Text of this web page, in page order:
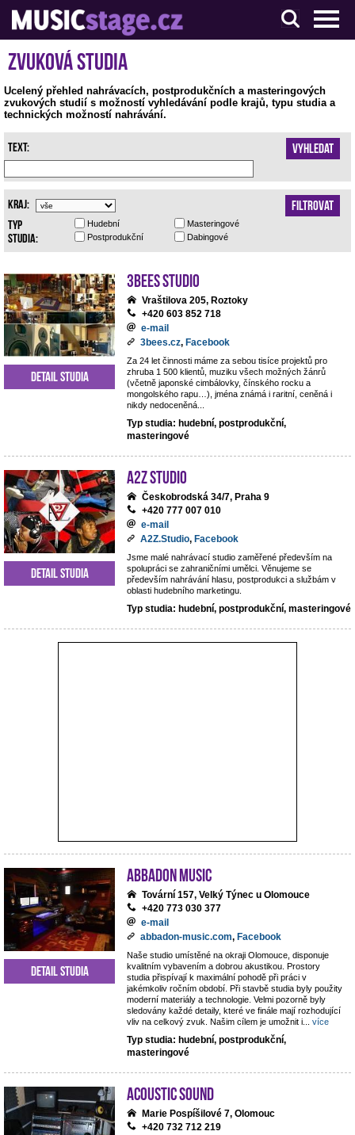
S muzikanty pro muzikanty
Zvuková studia
Ucelený přehled nahrávacích, postprodukčních a masteringových
zvukových studií s možností vyhledávání podle krajů, typu studia a
technických možností nahrávání.
Vyhledat
Text:
Filtrovat
Kraj:
Masteringové
Dabingové
Hudební
Postprodukční
Typ
studia:
3bees studio
Vraštilova 205, Roztoky
+420 603 852 718
e-mail
3bees.cz, Facebook
Za 24 let činnosti máme za sebou tisíce projektů pro
zhruba 1 500 klientů, muziku všech možných žánrů
(včetně japonské cimbálovky, čínského rocku a
mongolského rapu…), jména známá i raritní, ceněná i
nikdy nedoceněná...
Typ studia: hudební, postprodukční,
masteringové
Detail studia
A2Z Studio
Českobrodská 34/7, Praha 9
+420 777 007 010
e-mail
A2Z.Studio, Facebook
Jsme malé nahrávací studio zaměřené především na
spolupráci se zahraničními umělci. Věnujeme se
především nahrávání hlasu, postprodukci a službám v
oblasti hudebního marketingu.
Typ studia: hudební, postprodukční, masteringové
Detail studia
ABBADON Music
Tovární 157, Velký Týnec u Olomouce
+420 773 030 377
e-mail
abbadon-music.com, Facebook
Naše studio umístěné na okraji Olomouce, disponuje
kvalitním vybavením a dobrou akustikou. Prostory
studia přispívají k maximální pohodě při práci v
jakémkoliv ročním období. Při stavbě studia byly použity
moderní materiály a technologie. Velmi pozorně byly
sledovány každé detaily, které ve finále mají rozhodující
vliv na celkový zvuk. Našim cílem je umožnit i
více
Typ studia: hudební, postprodukční,
masteringové
Detail studia
Acoustic Sound
Marie Pospíšilové 7, Olomouc
+420 732 712 219